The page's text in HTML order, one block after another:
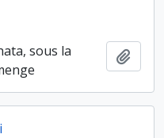
sous la